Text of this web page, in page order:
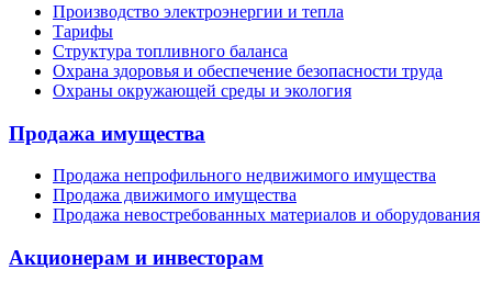
Производство электроэнергии и тепла
Тарифы
Структура топливного баланса
Охрана здоровья и обеспечение безопасности труда
Охраны окружающей среды и экология
Продажа имущества
Продажа непрофильного недвижимого имущества
Продажа движимого имущества
Продажа невостребованных материалов и оборудования
Акционерам и инвесторам